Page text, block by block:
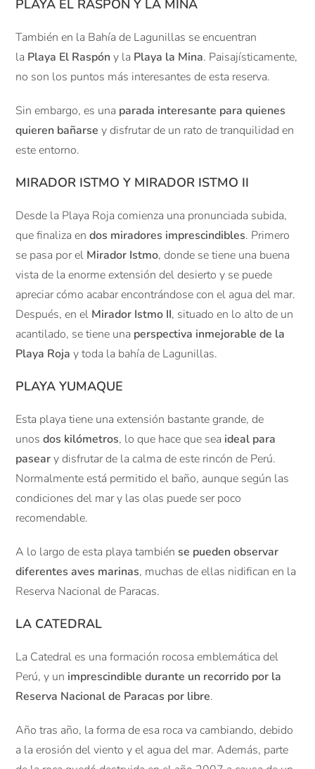
PLAYA EL RASPÓN Y LA MINA
También en la Bahía de Lagunillas se encuentran
la Playa El Raspón y la Playa la Mina. Paisajísticamente,
no son los puntos más interesantes de esta reserva.
Sin embargo, es una parada interesante para quienes
quieren bañarse y disfrutar de un rato de tranquilidad en
este entorno.
MIRADOR ISTMO Y MIRADOR ISTMO II
Desde la Playa Roja comienza una pronunciada subida,
que finaliza endos miradores imprescindibles. Primero
se pasa por el Mirador Istmo, donde se tiene una buena
vista de la enorme extensión del desierto y se puede
apreciar cómo acabar encontrándose con el agua del mar.
Después, en el Mirador Istmo II, situado en lo alto de un
acantilado, se tiene una perspectiva inmejorable de la
Playa Roja y toda la bahía de Lagunillas.
PLAYA YUMAQUE
Esta playa tiene una extensión bastante grande, de
unosdos kilómetros, lo que hace que sea ideal para
paseary disfrutar de la calma de este rincón de Perú.
Normalmente está permitido el baño, aunque según las
condiciones del mar y las olas puede ser poco
recomendable.
A lo largo de esta playa tambiénse pueden observar
diferentes aves marinas, muchas de ellas nidifican en la
Reserva Nacional de Paracas.
LA CATEDRAL
La Catedral es una formación rocosa emblemática del
Perú, y un imprescindible durante un recorrido por la
Reserva Nacional de Paracas por libre.
Año tras año, la forma de esa roca va cambiando, debido
a la erosión del viento y el agua del mar. Además, parte